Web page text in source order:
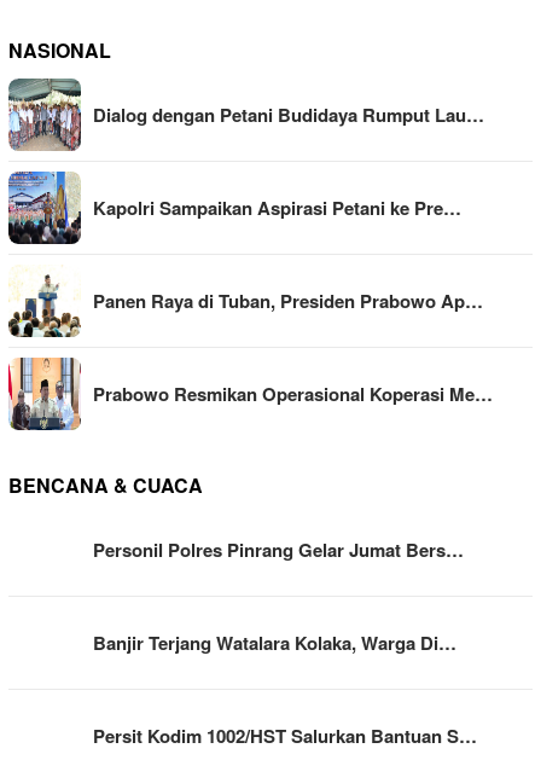
NASIONAL
Dialog dengan Petani Budidaya Rumput Lau…
Kapolri Sampaikan Aspirasi Petani ke Pre…
Panen Raya di Tuban, Presiden Prabowo Ap…
Prabowo Resmikan Operasional Koperasi Me…
BENCANA & CUACA
Personil Polres Pinrang Gelar Jumat Bers…
Banjir Terjang Watalara Kolaka, Warga Di…
Persit Kodim 1002/HST Salurkan Bantuan S…